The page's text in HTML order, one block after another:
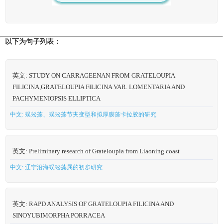
以下为句子列表：
英文: STUDY ON CARRAGEENAN FROM GRATELOUPIA
FILICINA,GRATELOUPIA FILICINA VAR. LOMENTARIA AND
PACHYMENIOPSIS ELLIPTICA
中文: 蜈蚣藻、蜈蚣藻节夹变型和拟厚膜藻卡拉胶的研究
英文: Preliminary research of Grateloupia from Liaoning coast
中文: 辽宁沿海蜈蚣藻属的初步研究
英文: RAPD ANALYSIS OF GRATELOUPIA FILICINA AND
SINOYUBIMORPHA PORRACEA